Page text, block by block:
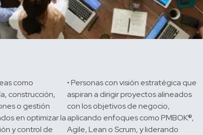
como
construcción,
o gestión
en optimizar la
y control de
• Personas con visión estratégica que
aspiran a dirigir proyectos alineados
con los objetivos de negocio,
aplicando enfoques como PMBOK®,
Agile, Lean o Scrum, y liderando